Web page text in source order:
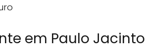
em Paulo Jacinto